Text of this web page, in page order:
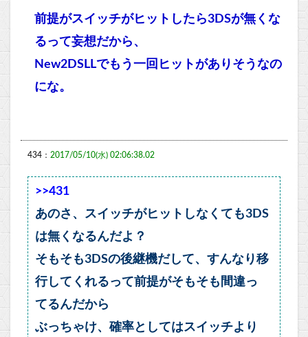
前提がスイッチがヒットしたら3DSが無くな
るって妄想だから、
New2DSLLでもう一回ヒットがありそうなの
にな。
434： 2017/05/10(水) 02:06:38.02
>>431
あのさ、スイッチがヒットしなくても3DS
は無くなるんだよ？
そもそも3DSの後継機だして、すんなり移
行してくれるって前提がそもそも間違っ
てるんだから
ぶっちゃけ、確率としてはスイッチより